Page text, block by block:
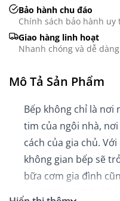
Bảo hành chu đáo
Chính sách bảo hành uy
Giao hàng linh hoạt
Nhanh chóng và dễ
Mô Tả Sản Phẩm
Bếp không chỉ là nơi
tim của ngôi nhà, n
cách của gia chủ.
không gian bếp sẽ
bữa cơm gia đình c